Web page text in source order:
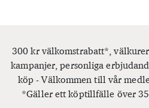
300 kr välkomstrabatt*,
kampanjer, personliga
köp - Välkommen till vår
*Gäller ett köptillfälle över